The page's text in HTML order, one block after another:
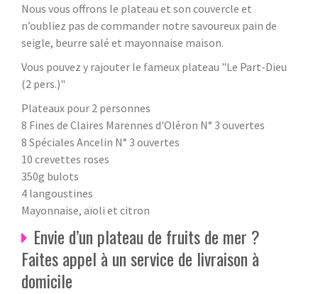
Nous vous offrons le plateau et son couvercle et
n’oubliez pas de commander notre savoureux pain de
seigle, beurre salé et mayonnaise maison.
Vous pouvez y rajouter le fameux plateau "Le Part-Dieu
(2 pers.)"
Plateaux pour 2 personnes
8 Fines de Claires Marennes d'Oléron N° 3 ouvertes
8 Spéciales Ancelin N° 3 ouvertes
10 crevettes roses
350g bulots
4 langoustines
Mayonnaise, aïoli et citron
Envie d’un plateau de fruits de mer ?
Faites appel à un service de livraison à
domicile